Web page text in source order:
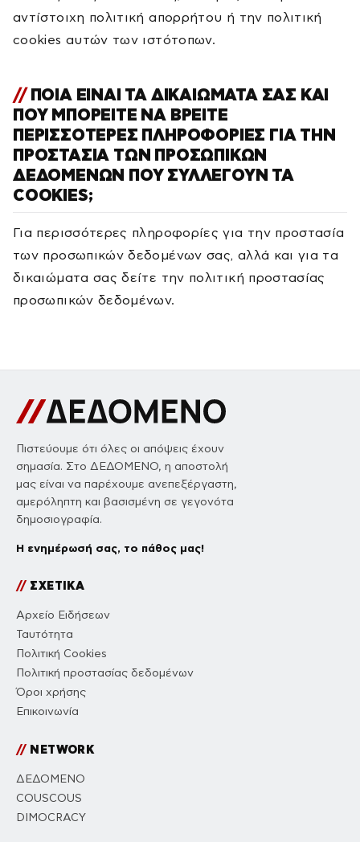
αντίστοιχη πολιτική απορρήτου ή την πολιτική
cookies αυτών των ιστότοπων.
ΠΟΙΑ ΕΙΝΑΙ ΤΑ ΔΙΚΑΙΩΜΑΤΑ ΣΑΣ ΚΑΙ
ΠΟΥ ΜΠΟΡΕΙΤΕ ΝΑ ΒΡΕΙΤΕ
ΠΕΡΙΣΣΟΤΕΡΕΣ ΠΛΗΡΟΦΟΡΙΕΣ ΓΙΑ ΤΗΝ
ΠΡΟΣΤΑΣΙΑ ΤΩΝ ΠΡΟΣΩΠΙΚΩΝ
ΔΕΔΟΜΕΝΩΝ ΠΟΥ ΣΥΛΛΕΓΟΥΝ ΤΑ
COOKIES;
Για περισσότερες πληροφορίες για την προστασία
των προσωπικών δεδομένων σας, αλλά και για τα
δικαιώματα σας δείτε την πολιτική προστασίας
προσωπικών δεδομένων.
Πιστεύουμε ότι όλες οι απόψεις έχουν
σημασία. Στο ΔΕΔΟΜΕΝΟ, η αποστολή
μας είναι να παρέχουμε ανεπεξέργαστη,
αμερόληπτη και βασισμένη σε γεγονότα
δημοσιογραφία.
Η ενημέρωσή σας, το πάθος μας!
//ΣΧΕΤΙΚΑ
Αρχείο Ειδήσεων
Ταυτότητα
Πολιτική Cookies
Πολιτική προστασίας δεδομένων
Όροι χρήσης
Επικοινωνία
//NETWORK
ΔΕΔΟΜΕΝΟ
COUSCOUS
DIMOCRACY